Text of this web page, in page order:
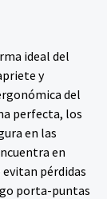
ideal del
y
del
perfecta, los
en las
en
pérdidas
porta-puntas